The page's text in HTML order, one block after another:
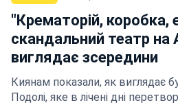
"Крематорій, коробка,
скандальний театр на
виглядає зсередини
Киянам показали, як виглядає
Подолі, яке в лічені дні